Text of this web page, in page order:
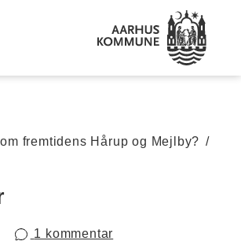
fremtidens Hårup og Mejlby? /
1 kommentar